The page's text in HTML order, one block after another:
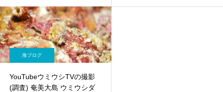
海ブログ
YouTubeウミウシTVの撮影
(調査) 奄美大島 ウミウシダ